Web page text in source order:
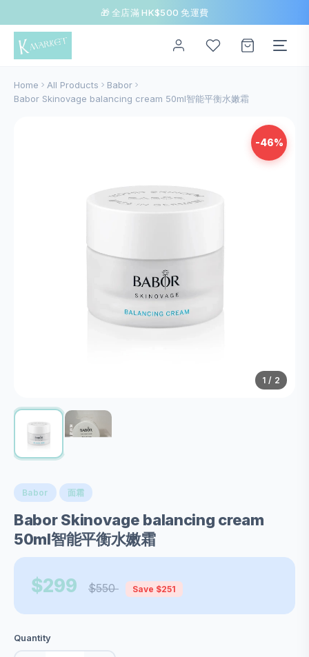
🎁 全店滿 HK$500 免運費
Home All Products
Babor
Babor Skinovage balancing cream 50ml智能平衡水嫩霜
-46%
1 / 2
Babor 面霜
Babor Skinovage balancing cream
50ml智能平衡水嫩霜
$299 $550 Save $251
Quantity